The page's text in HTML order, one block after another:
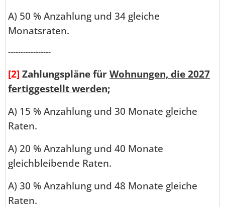
A) 50 % Anzahlung und 34 gleiche
Monatsraten.
-----------------
[2] Zahlungspläne für Wohnungen, die 2027
fertiggestellt werden;
A) 15 % Anzahlung und 30 Monate gleiche
Raten.
A) 20 % Anzahlung und 40 Monate
gleichbleibende Raten.
A) 30 % Anzahlung und 48 Monate gleiche
Raten.